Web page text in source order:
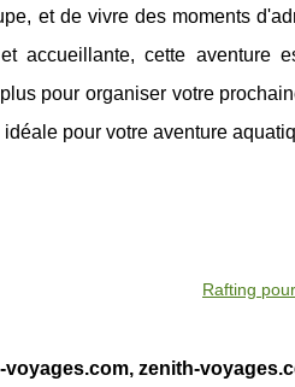
et de vivre des moments
accueillante, cette aventure
pour organiser votre
pour votre aventure
Rafting
zenith-